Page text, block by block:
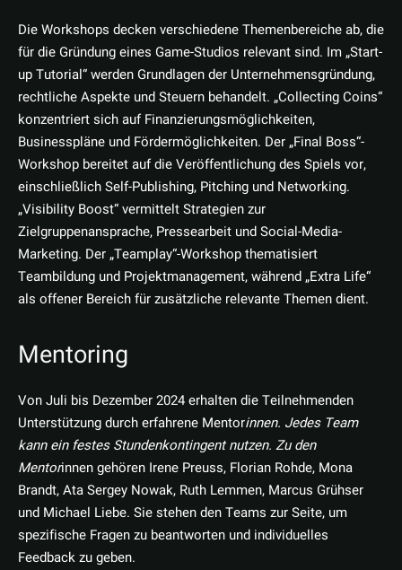
Die Workshops decken verschiedene Themenbereiche ab, die
für die Gründung eines Game-Studios relevant sind. Im „Start-
up Tutorial“ werden Grundlagen der Unternehmensgründung,
rechtliche Aspekte und Steuern behandelt. „Collecting Coins“
konzentriert sich auf Finanzierungsmöglichkeiten,
Businesspläne und Fördermöglichkeiten. Der „Final Boss“-
Workshop bereitet auf die Veröffentlichung des Spiels vor,
einschließlich Self-Publishing, Pitching und Networking.
„Visibility Boost“ vermittelt Strategien zur
Zielgruppenansprache, Pressearbeit und Social-Media-
Marketing. Der „Teamplay“-Workshop thematisiert
Teambildung und Projektmanagement, während „Extra Life“
als offener Bereich für zusätzliche relevante Themen dient.
Mentoring
Von Juli bis Dezember 2024 erhalten die Teilnehmenden
Unterstützung durch erfahrene Mentorinnen. Jedes Team
kann ein festes Stundenkontingent nutzen. Zu den
Mentorinnen gehören Irene Preuss, Florian Rohde, Mona
Brandt, Ata Sergey Nowak, Ruth Lemmen, Marcus Grühser
und Michael Liebe. Sie stehen den Teams zur Seite, um
spezifische Fragen zu beantworten und individuelles
Feedback zu geben.